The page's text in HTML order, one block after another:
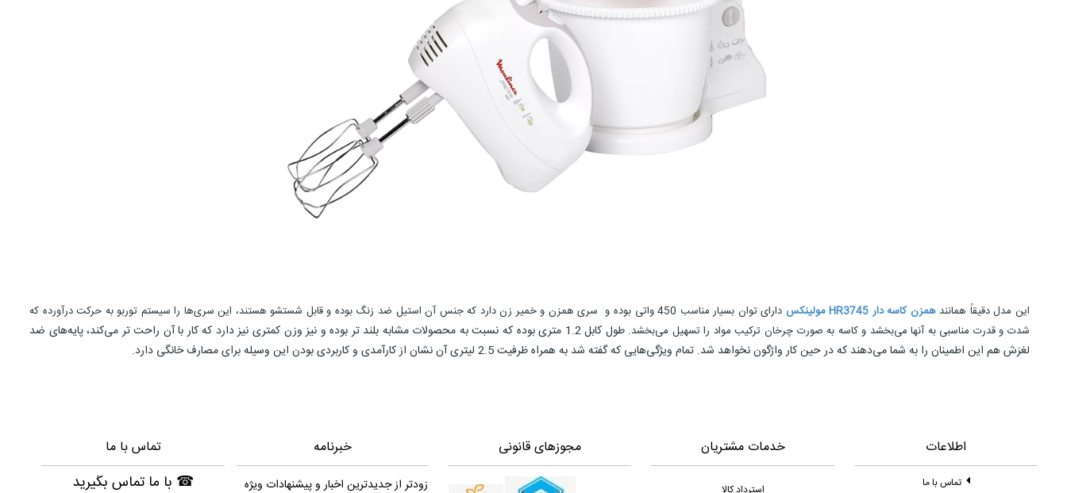
این مدل دقیقاً همانند همزن کاسه ‌دار HR3745 مولینکس
دارای توان بسیار مناسب 450 واتی بوده و سری همزن و خمیر زن دارد که جنس آن استیل ضد زنگ بوده و قابل شستشو هستند، این سری‌ها را سیستم توربو به حرکت درآورده که
شدت و قدرت مناسبی به آنها می‌بخشد و کاسه به صورت چرخان ترکیب مواد را تسهیل می‌بخشد.
طول کابل 1.2 متری بوده که نسبت به محصولات مشابه بلند تر بوده و نیز وزن کمتری نیز دارد که کار با آن راحت تر می‌کند، پایه‌های ضد
لغزش هم این اطمینان را به شما می‌دهند که در حین کار واژگون نخواهد شد. تمام ویژگی‌هایی که گفته شد به همراه ظرفیت 2.5 لیتری آن نشان از کارآمدی و کاربردی بودن این وسیله برای مصارف خانگی دارد.
اطلاعات
تماس با ما
خدمات مشتریان
استرداد کالا
مجوزهای قانونی خبرنامه
زودتر از جدیدترین اخبار و پیشنهادات ویژه
تماس با ما
☎ با ما تماس بگیرید